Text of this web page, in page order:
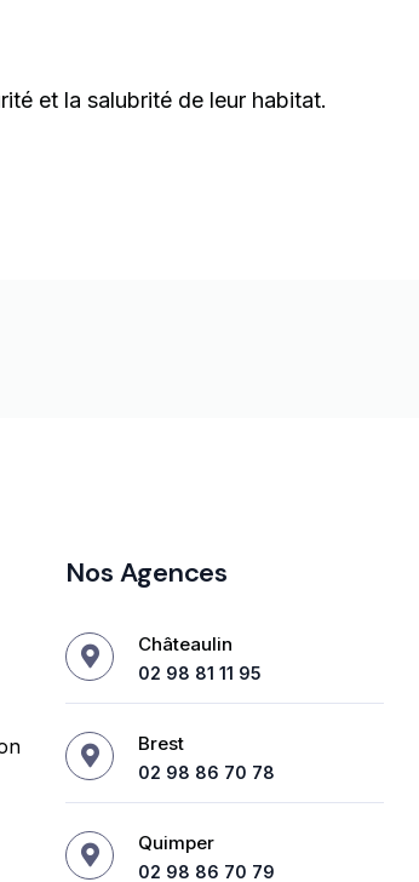
et la salubrité de leur habitat.
Nos Agences
Châteaulin
02 98 81 11 95
Brest
02 98 86 70 78
Quimper
02 98 86 70 79